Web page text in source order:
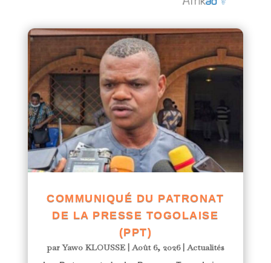
COMMUNIQUÉ DU PATRONAT
DE LA PRESSE TOGOLAISE
(PPT)
parYawo KLOUSSE|Août 6, 2026|Actualités